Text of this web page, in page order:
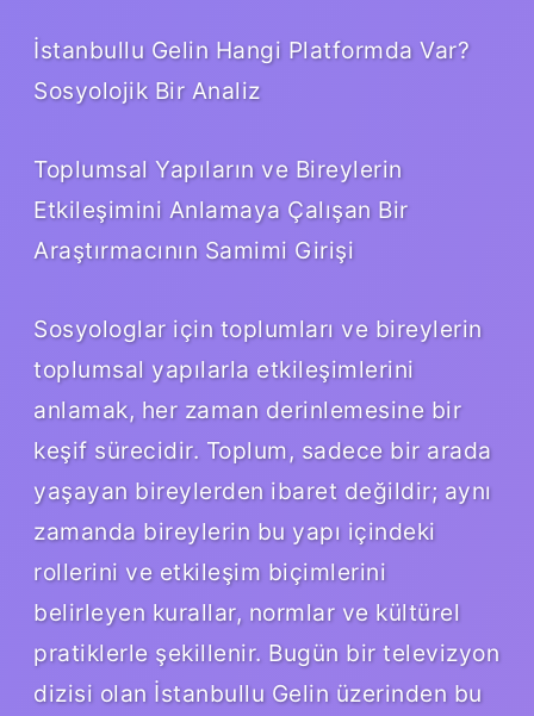
İstanbullu Gelin Hangi Platformda Var?
Sosyolojik Bir Analiz
Toplumsal Yapıların ve Bireylerin
Etkileşimini Anlamaya Çalışan Bir
Araştırmacının Samimi Girişi
Sosyologlar için toplumları ve bireylerin
toplumsal yapılarla etkileşimlerini
anlamak, her zaman derinlemesine bir
keşif sürecidir. Toplum, sadece bir arada
yaşayan bireylerden ibaret değildir; aynı
zamanda bireylerin bu yapı içindeki
rollerini ve etkileşim biçimlerini
belirleyen kurallar, normlar ve kültürel
pratiklerle şekillenir. Bugün bir televizyon
dizisi olan İstanbullu Gelin üzerinden bu